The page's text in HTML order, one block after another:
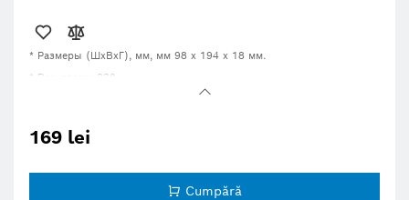
* Размеры (ШxВxГ), мм, мм 98 x 194 x 18 мм.
* Вес, грамм 330
169 lei
Cumpără